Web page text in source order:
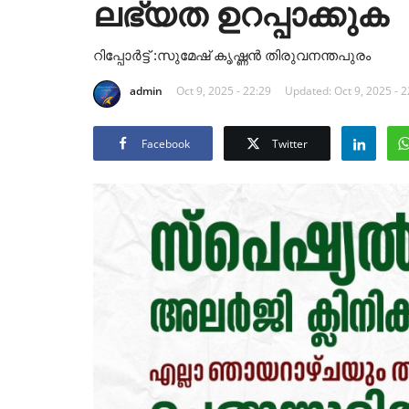
ലഭ്യത ഉറപ്പാക്കുക
റിപ്പോർട്ട്‌ :സുമേഷ് കൃഷ്ണൻ തിരുവനന്തപുരം
admin Oct 9, 2025 - 22:29 Updated: Oct 9, 2025 -
Facebook Twitter